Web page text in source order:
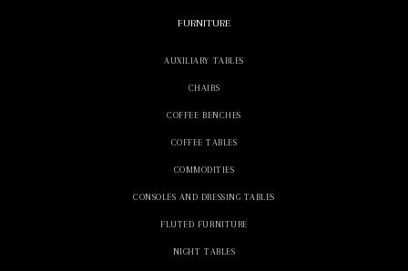
FURNITURE
AUXILIARY TABLES
CHAIRS
COFFEE BENCHES
COFFEE TABLES
COMMODITIES
CONSOLES AND DRESSING TABLES
FLUTED FURNITURE
NIGHT TABLES